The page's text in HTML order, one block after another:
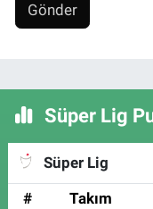
Gönder
Süper Lig
Süper Lig
#
Takım